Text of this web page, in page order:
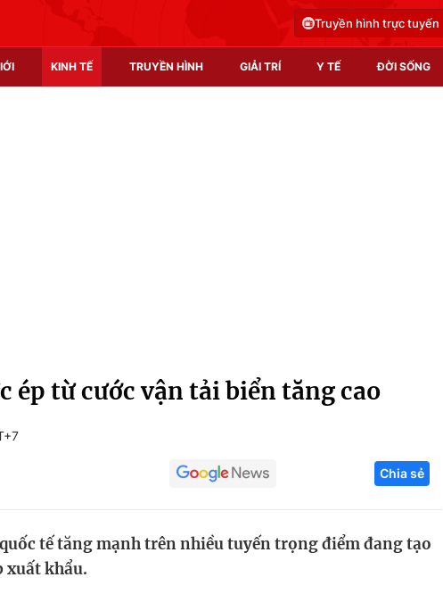
Truyền hình trực tuyến
KINH TẾ TRUYỀN HÌNH GIẢI TRÍ Y TẾ ĐỜI SỐNG
Infographic
Học trực tuyến
Công nghệ
Sản phẩm
ép từ cước vận tải biển tăng cao
Chia sẻ
tế tăng mạnh trên nhiều tuyến trọng điểm đang tạo
xuất khẩu.